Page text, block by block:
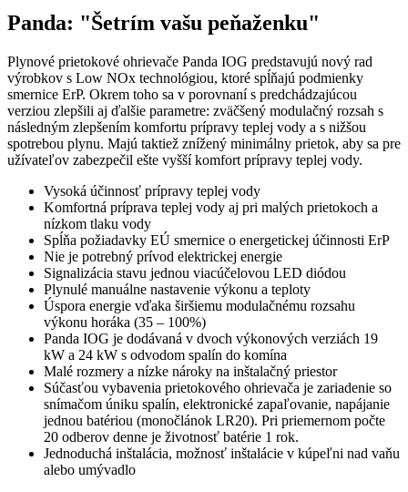
Panda: "Šetrím vašu peňaženku"
Plynové prietokové ohrievače Panda IOG predstavujú nový rad
výrobkov s Low NOx technológiou, ktoré spĺňajú podmienky
smernice ErP. Okrem toho sa v porovnaní s predchádzajúcou
verziou zlepšili aj ďalšie parametre: zväčšený modulačný rozsah s
následným zlepšením komfortu prípravy teplej vody a s nižšou
spotrebou plynu. Majú taktiež znížený minimálny prietok, aby sa pre
užívateľov zabezpečil ešte vyšší komfort prípravy teplej vody.
Vysoká účinnosť prípravy teplej vody
Komfortná príprava teplej vody aj pri malých prietokoch a
nízkom tlaku vody
Spĺňa požiadavky EÚ smernice o energetickej účinnosti ErP
Nie je potrebný prívod elektrickej energie
Signalizácia stavu jednou viacúčelovou LED diódou
Plynulé manuálne nastavenie výkonu a teploty
Úspora energie vďaka širšiemu modulačnému rozsahu
výkonu horáka (35 – 100%)
Panda IOG je dodávaná v dvoch výkonových verziách 19
kW a 24 kW s odvodom spalín do komína
Malé rozmery a nízke nároky na inštalačný priestor
Súčasťou vybavenia prietokového ohrievača je zariadenie so
snímačom úniku spalín, elektronické zapaľovanie, napájanie
jednou batériou (monočlánok LR20). Pri priemernom počte
20 odberov denne je životnosť batérie 1 rok.
Jednoduchá inštalácia, možnosť inštalácie v kúpeľni nad vaňu
alebo umývadlo